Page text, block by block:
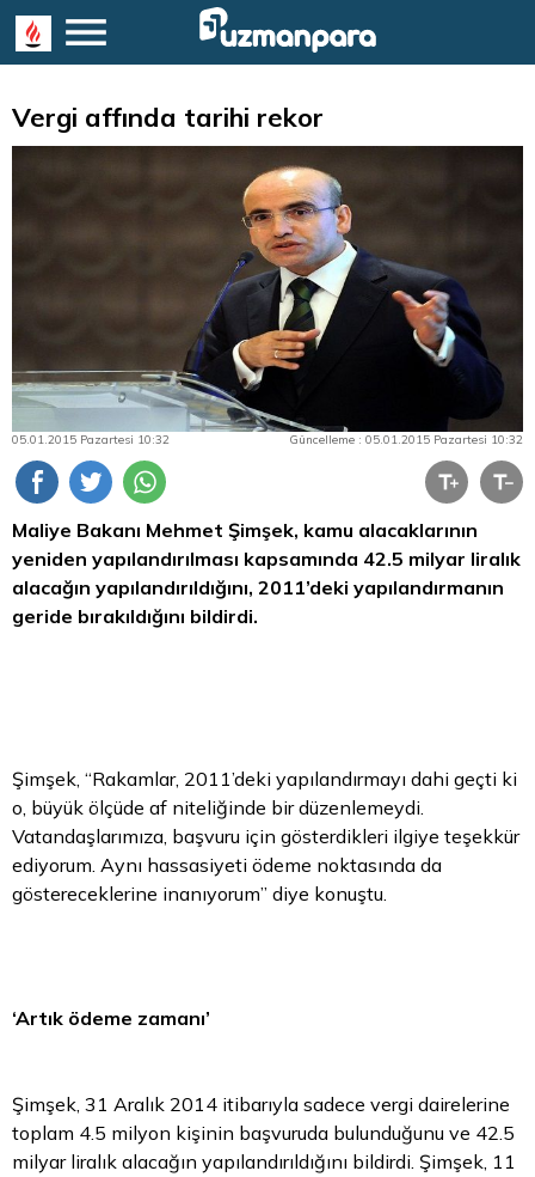
Vergi affında tarihi rekor
05.01.2015 Pazartesi 10:32 Güncelleme : 05.01.2015 Pazartesi 10:32
Maliye Bakanı Mehmet Şimşek, kamu alacaklarının
yeniden yapılandırılması kapsamında 42.5 milyar liralık
alacağın yapılandırıldığını, 2011’deki yapılandırmanın
geride bırakıldığını bildirdi.
Şimşek, “Rakamlar, 2011’deki yapılandırmayı dahi geçti ki
o, büyük ölçüde af niteliğinde bir düzenlemeydi.
Vatandaşlarımıza, başvuru için gösterdikleri ilgiye teşekkür
ediyorum. Aynı hassasiyeti ödeme noktasında da
göstereceklerine inanıyorum” diye konuştu.
‘Artık ödeme zamanı’
Şimşek, 31 Aralık 2014 itibarıyla sadece vergi dairelerine
toplam 4.5 milyon kişinin başvuruda bulunduğunu ve 42.5
milyar liralık alacağın yapılandırıldığını bildirdi. Şimşek, 11